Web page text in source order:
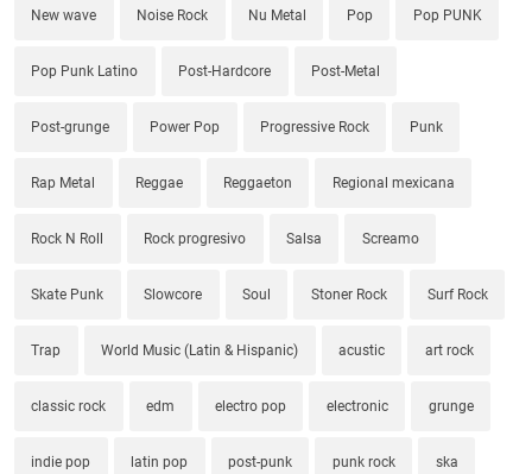
New wave Noise Rock Nu Metal Pop Pop PUNK
Pop Punk Latino Post-Hardcore Post-Metal
Post-grunge Power Pop Progressive Rock Punk
Rap Metal Reggae Reggaeton Regional mexicana
Rock N Roll Rock progresivo Salsa Screamo
Skate Punk Slowcore Soul Stoner Rock Surf Rock
Trap World Music (Latin & Hispanic) acustic art rock
classic rock edm electro pop electronic grunge
indie pop latin pop post-punk punk rock ska